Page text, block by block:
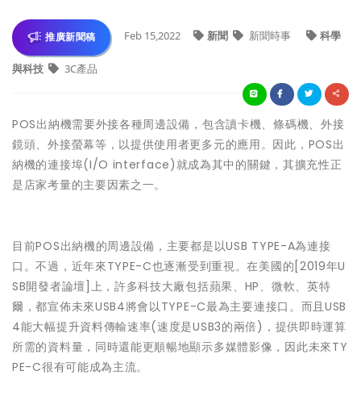
推廣新聞稿 Feb 15,2022 新聞 新聞時事 科學
與科技 3C產品
POS出納機需要外接各種周邊設備，包含讀卡機、條碼機、外接
鏡頭、外接螢幕等，以提供使用者更多元的應用。因此，POS出
納機的連接埠(I/O interface)就成為其中的關鍵，其擴充性正
是店家考量的主要因素之一。
目前POS出納機的周邊設備，主要都是以USB TYPE-A為連接
口。不過，近年來TYPE-C也逐漸受到重視。在美國的[2019年U
SB開發者論壇]上，許多科技大廠包括蘋果、HP、微軟、英特
爾，都宣佈未來USB4將會以TYPE-C最為主要連接口。而且USB
4能大幅提升資料傳輸速率(速度是USB3的兩倍)，提供即時運算
所需的資料量，同時還能更順暢地顯示多媒體影像，因此未來TY
PE-C很有可能成為主流。